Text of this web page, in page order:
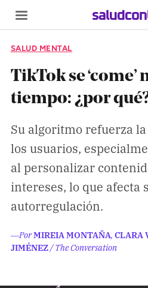
SECCIONES
Inicio
Noticias
Especiales
Nosotros
Comprueba
SALUD MENTAL
TikTok se ‘come’
tiempo: ¿por
Su algoritmo refuerza
los usuarios,
al personalizar
intereses, lo que afecta
autorregulación.
―PorMIREIA MONTAÑA, CLARA
JIMÉNEZ/ The Conversation